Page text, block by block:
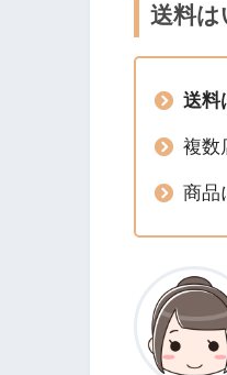
送料は
送料
複数
商品